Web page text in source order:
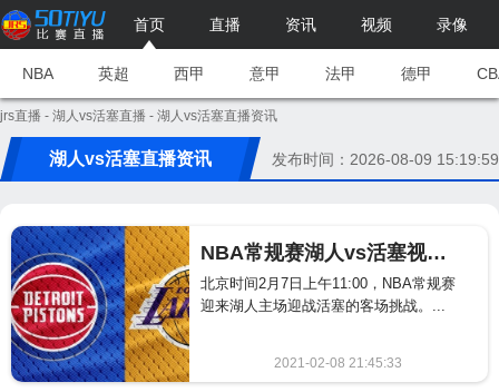
首页 直播 资讯 视频 录像
NBA 英超 西甲 意甲 法甲 德甲
jrs直播 - 湖人vs活塞直播 - 湖人vs活塞直播资讯
湖人vs活塞直播资讯 发布时间：2026-08-09 15:19:59
NBA常规赛湖人vs活塞视频直播
北京时间2月7日上午11:00，NBA常规赛
迎来湖人主场迎战活塞的客场挑战。...
2021-02-08 21:45:33
1419